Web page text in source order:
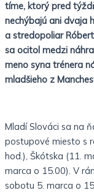
tíme, ktorý pred
nechýbajú ani dvaja
a stredopoliar
sa ocitol medzi
meno syna trénera
mladšieho z
Mladí Slováci sa na
postupové miesto s
hod.), Škótska (11.
marca o 15.00). V
sobotu 5. marca o